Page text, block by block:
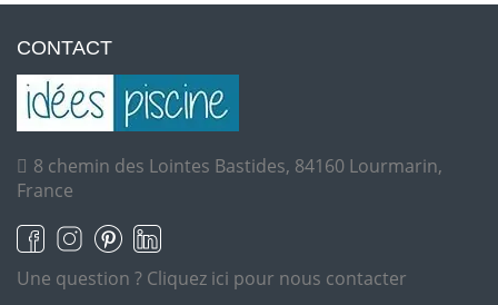
CONTACT
8 chemin des Lointes Bastides, 84160 Lourmarin,
France
Une question ? Cliquez ici pour nous contacter